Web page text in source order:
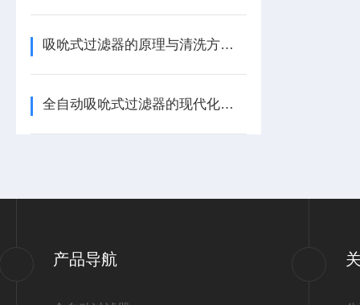
吸吮式过滤器的原理与清洗方法你都知道吗？
全自动吸吮式过滤器的现代化设计
产品导航